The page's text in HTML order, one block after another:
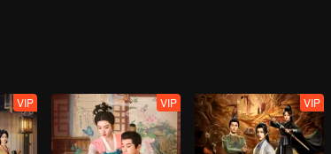
VIP VIP VIP